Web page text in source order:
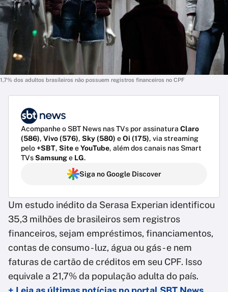
1,7% dos adultos brasileiros não possuem registros financeiros no CPF
Acompanhe o SBT News nas TVs por assinatura Claro
(586), Vivo (576), Sky (580) eOi (175), via streaming
pelo+SBT, SiteeYouTube, além dos canais nas Smart
TVsSamsunge LG.
Siga no Google Discover
Um estudo inédito da Serasa Experian identificou
35,3 milhões de brasileiros sem registros
financeiros, sejam empréstimos, financiamentos,
contas de consumo - luz, água ou gás - e nem
faturas de cartão de créditos em seu CPF. Isso
equivale a 21,7% da população adulta do país.